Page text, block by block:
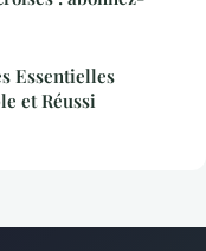
Essentielles
et Réussi